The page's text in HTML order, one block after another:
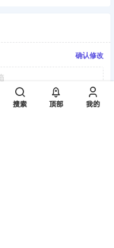
确认修改
搜索 顶部 我的